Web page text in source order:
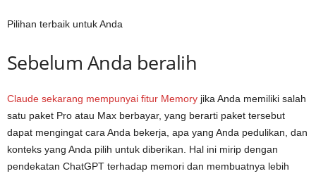
Pilihan terbaik untuk Anda
Sebelum Anda beralih
Claude sekarang mempunyai fitur Memory jika Anda memiliki salah
satu paket Pro atau Max berbayar, yang berarti paket tersebut
dapat mengingat cara Anda bekerja, apa yang Anda pedulikan, dan
konteks yang Anda pilih untuk diberikan. Hal ini mirip dengan
pendekatan ChatGPT terhadap memori dan membuatnya lebih